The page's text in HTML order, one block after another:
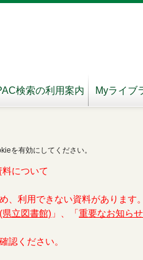
検索の利用案内 Myライブ
を有効にしてください。
について
、利用できない資料があります。
立図書館) 」、「 重要なお知ら
認ください。